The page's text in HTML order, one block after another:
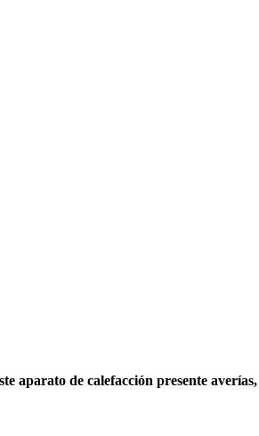
aparato de calefacción presente averías,